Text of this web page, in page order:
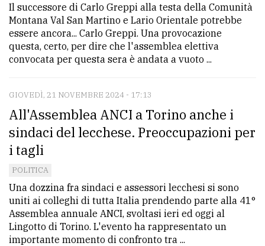
LE
ALTRE
TESTATE
PRIVACY
Privacy
policy
Cookie
policy
Il successore di Carlo Greppi alla testa della Comunità
Montana Val San Martino e Lario Orientale potrebbe
essere ancora... Carlo Greppi. Una provocazione
questa, certo, per dire che l'assemblea elettiva
convocata per questa sera è andata a vuoto ...
GIOVEDÌ, 21 NOVEMBRE 2024 - 17:13
All'Assemblea ANCI a Torino anche i
sindaci del lecchese. Preoccupazioni per
i tagli
POLITICA
Una dozzina fra sindaci e assessori lecchesi si sono
uniti ai colleghi di tutta Italia prendendo parte alla 41°
Assemblea annuale ANCI, svoltasi ieri ed oggi al
Lingotto di Torino. L'evento ha rappresentato un
importante momento di confronto tra ...